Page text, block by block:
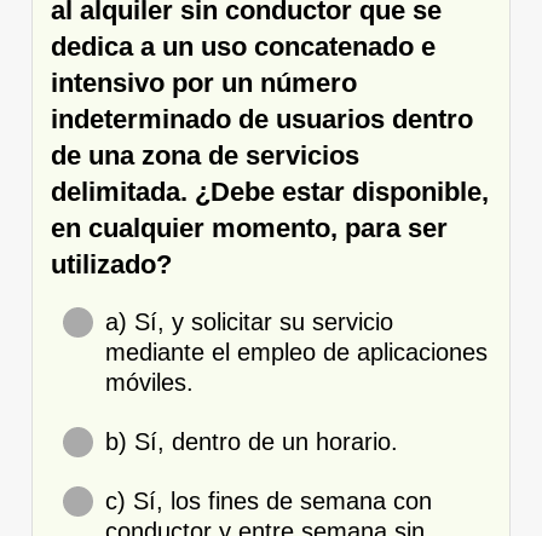
al alquiler sin conductor que se
dedica a un uso concatenado e
intensivo por un número
indeterminado de usuarios dentro
de una zona de servicios
delimitada. ¿Debe estar disponible,
en cualquier momento, para ser
utilizado?
a) Sí, y solicitar su servicio
mediante el empleo de aplicaciones
móviles.
b) Sí, dentro de un horario.
c) Sí, los fines de semana con
conductor y entre semana sin